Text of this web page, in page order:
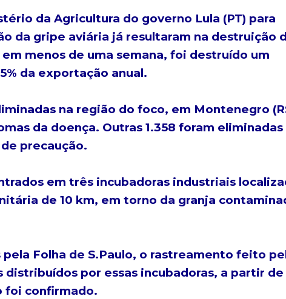
da Agricultura do governo Lula (PT) para
da gripe aviária já resultaram na destruição
menos de uma semana, foi destruído um
da exportação anual.
na região do foco, em Montenegro
da doença. Outras 1.358 foram eliminadas
precaução.
em três incubadoras industriais
de 10 km, em torno da granja
Folha de S.Paulo, o rastreamento feito
por essas incubadoras, a partir de
foi confirmado.